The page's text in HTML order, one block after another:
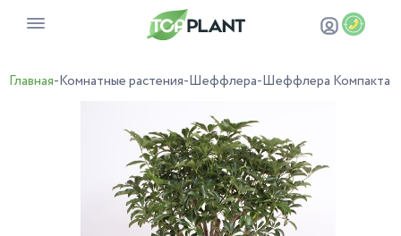
Главная-Комнатные растения-Шеффлера-Шеффлера Компакта